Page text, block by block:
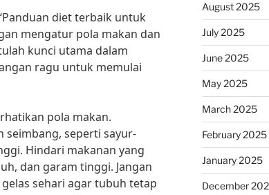
diet terbaik untuk
mengatur pola makan dan
kunci utama dalam
ragu untuk memulai
pola makan.
seimbang, seperti sayur-
Hindari makanan yang
dan garam tinggi. Jangan
sehari agar tubuh tetap
August 2025
July 2025
June 2025
May 2025
March 2025
February 2025
January 2025
December